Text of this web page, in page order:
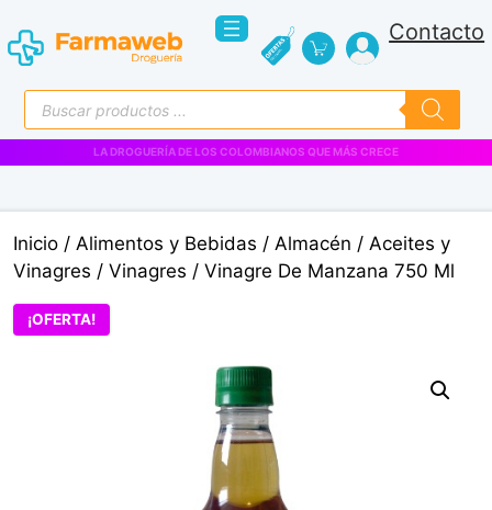
al
contenido
Contacto
Búsqueda
de
productos
VENTAS EMPRESARIALES
Inicio / Alimentos y Bebidas / Almacén / Aceites y
Vinagres / Vinagres / Vinagre De Manzana 750 Ml
¡OFERTA!